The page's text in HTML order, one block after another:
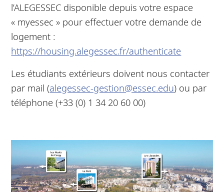
l’ALEGESSEC disponible depuis votre espace
« myessec » pour effectuer votre demande de
logement :
https://housing.alegessec.fr/authenticate
Les étudiants extérieurs doivent nous contacter
par mail (alegessec-gestion@essec.edu) ou par
téléphone (+33 (0) 1 34 20 60 00)